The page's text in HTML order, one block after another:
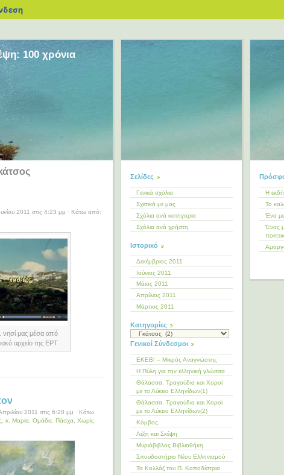
blogs.sch.gr
100 χρόνια
2011 στις 4:23 μμ · Κάτω από:
νησί μας μέσα από
αρχείο της ΕΡΤ
2011 στις 6:20 μμ · Κάτω
, κ. Μαρία, Ομάδα, Πάσχα, Χωρίς
Σελίδες
Γενικά σχόλια
Σχετικά με μας
Σχόλια ανά κατηγορία
Σχόλια ανά χρήστη
Ιστορικό
Δεκέμβριος 2011
Ιούνιος 2011
Μάιος 2011
Απρίλιος 2011
Μάρτιος 2011
Kατηγορίες
Kατηγορίες
Γενικοί Σύνδεσμοι
ΕΚΕΒΙ – Μικρός Αναγνώστης
Η Πύλη για την ελληνική γλώσσα
Θάλασσα, Τραγούδια και Χοροί
με το Λύκειο Ελληνίδων(1)
Θάλασσα, Τραγούδια και Χοροί
με το Λύκειο Ελληνίδων(2)
Κόμβος
Λέξη και Σκέψη
Μυριόβιβλος Βιβλιοθήκη
Σπουδαστήριο Νέου Ελληνισμού
Τα Κολλάζ του Π. Καποδίστρια
Η
Το
Ένα
Ένας